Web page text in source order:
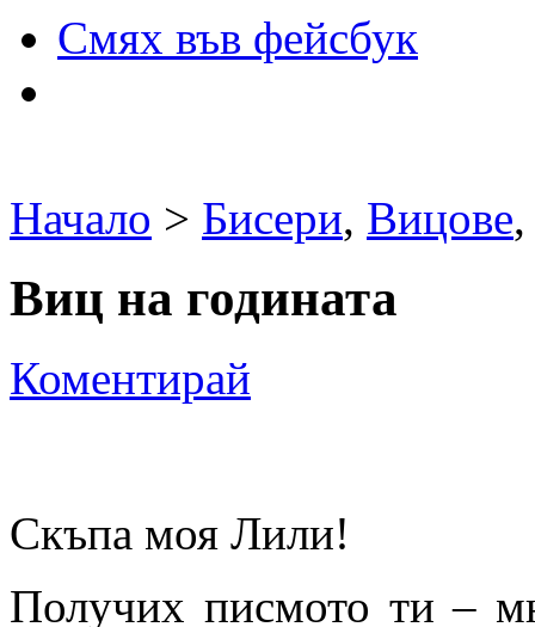
Смях във фейсбук
Начало > Бисери, Вицове
Виц на годината
Коментирай
Скъпа моя Лили!
Получих писмото ти –